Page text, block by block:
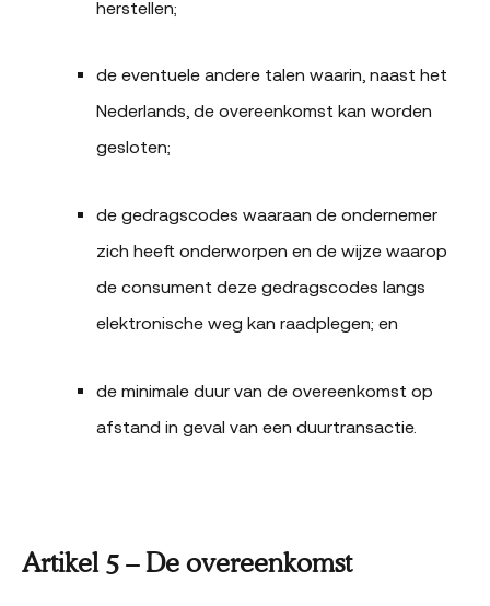
herstellen;
de eventuele andere talen waarin, naast het
Nederlands, de overeenkomst kan worden
gesloten;
de gedragscodes waaraan de ondernemer
zich heeft onderworpen en de wijze waarop
de consument deze gedragscodes langs
elektronische weg kan raadplegen; en
de minimale duur van de overeenkomst op
afstand in geval van een duurtransactie.
Artikel 5 – De overeenkomst